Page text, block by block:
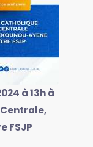
à 13h à
FSJP